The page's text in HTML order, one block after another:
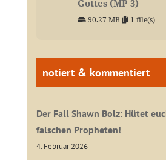
Gottes (MP 3)
90.27 MB 1 file(s)
notiert & kommentiert
Der Fall Shawn Bolz: Hütet
falschen Propheten!
4. Februar 2026